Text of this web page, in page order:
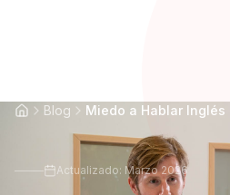
Blog Miedo a Hablar Inglés
Actualizado: Marzo 2026